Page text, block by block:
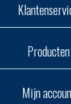
Producten
Mijn